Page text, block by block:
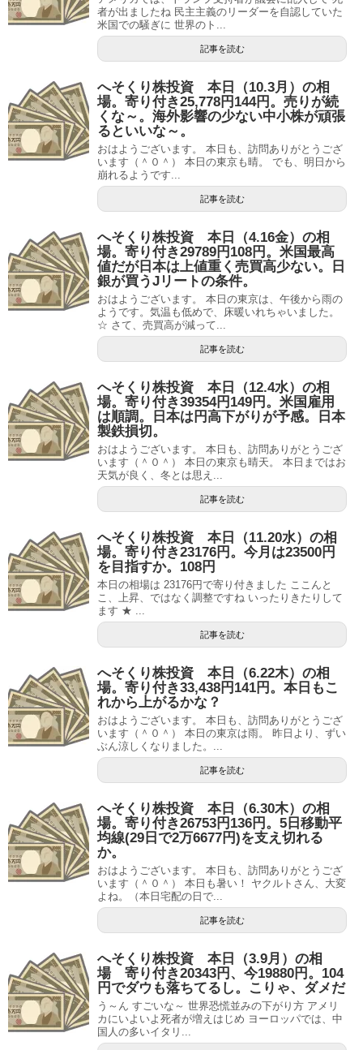
者が出ましたね 民主主義のリーダーを自認していた
米国での騒ぎに 世界のト...
記事を読む
へそくり株投資 本日（10.3月）の相
場。寄り付き25,778円144円。売りが続
くな～。海外影響の少ない中小株が頑張
るといいな～。
おはようございます。 本日も、訪問ありがとうござ
います（＾０＾） 本日の東京も晴。 でも、明日から
崩れるようです...
記事を読む
へそくり株投資 本日（4.16金）の相
場。寄り付き29789円108円。米国最高
値だが日本は上値重く売買高少ない。日
銀が買うJリートの条件。
おはようございます。 本日の東京は、午後から雨の
ようです。気温も低めで、床暖いれちゃいました。
☆ さて、売買高が減って...
記事を読む
へそくり株投資 本日（12.4水）の相
場。寄り付き39354円149円。米国雇用
は順調。日本は円高下がりが予感。日本
製鉄損切。
おはようございます。 本日も、訪問ありがとうござ
います（＾０＾） 本日の東京も晴天。 本日まではお
天気が良く、冬とは思え...
記事を読む
へそくり株投資 本日（11.20水）の相
場。寄り付き23176円。今月は23500円
を目指すか。108円
本日の相場は 23176円で寄り付きました ここんと
こ、上昇、ではなく調整ですね いったりきたりして
ます ★ ...
記事を読む
へそくり株投資 本日（6.22木）の相
場。寄り付き33,438円141円。本日もこ
れから上がるかな？
おはようございます。 本日も、訪問ありがとうござ
います（＾０＾） 本日の東京は雨。 昨日より、ずい
ぶん涼しくなりました。...
記事を読む
へそくり株投資 本日（6.30木）の相
場。寄り付き26753円136円。5日移動平
均線(29日で2万6677円)を支え切れる
か。
おはようございます。 本日も、訪問ありがとうござ
います（＾０＾） 本日も暑い！ ヤクルトさん、大変
よね。（本日宅配の日で...
記事を読む
へそくり株投資 本日（3.9月）の相
場 寄り付き20343円、今19880円。104
円でダウも落ちてるし。こりゃ、ダメだ
う～ん すごいな～ 世界恐慌並みの下がり方 アメリ
カにいよいよ死者が増えはじめ ヨーロッパでは、中
国人の多いイタリ...